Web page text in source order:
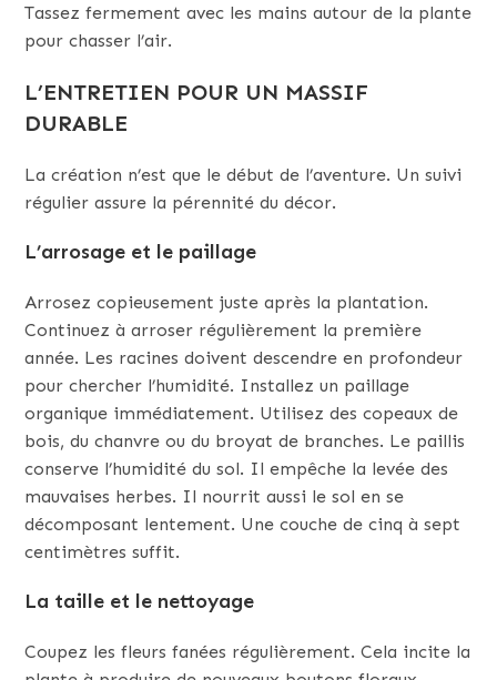
Tassez fermement avec les mains autour de la plante
pour chasser l’air.
L’ENTRETIEN POUR UN MASSIF
DURABLE
La création n’est que le début de l’aventure. Un suivi
régulier assure la pérennité du décor.
L’arrosage et le paillage
Arrosez copieusement juste après la plantation.
Continuez à arroser régulièrement la première
année. Les racines doivent descendre en profondeur
pour chercher l’humidité. Installez un paillage
organique immédiatement. Utilisez des copeaux de
bois, du chanvre ou du broyat de branches. Le paillis
conserve l’humidité du sol. Il empêche la levée des
mauvaises herbes. Il nourrit aussi le sol en se
décomposant lentement. Une couche de cinq à sept
centimètres suffit.
La taille et le nettoyage
Coupez les fleurs fanées régulièrement. Cela incite la